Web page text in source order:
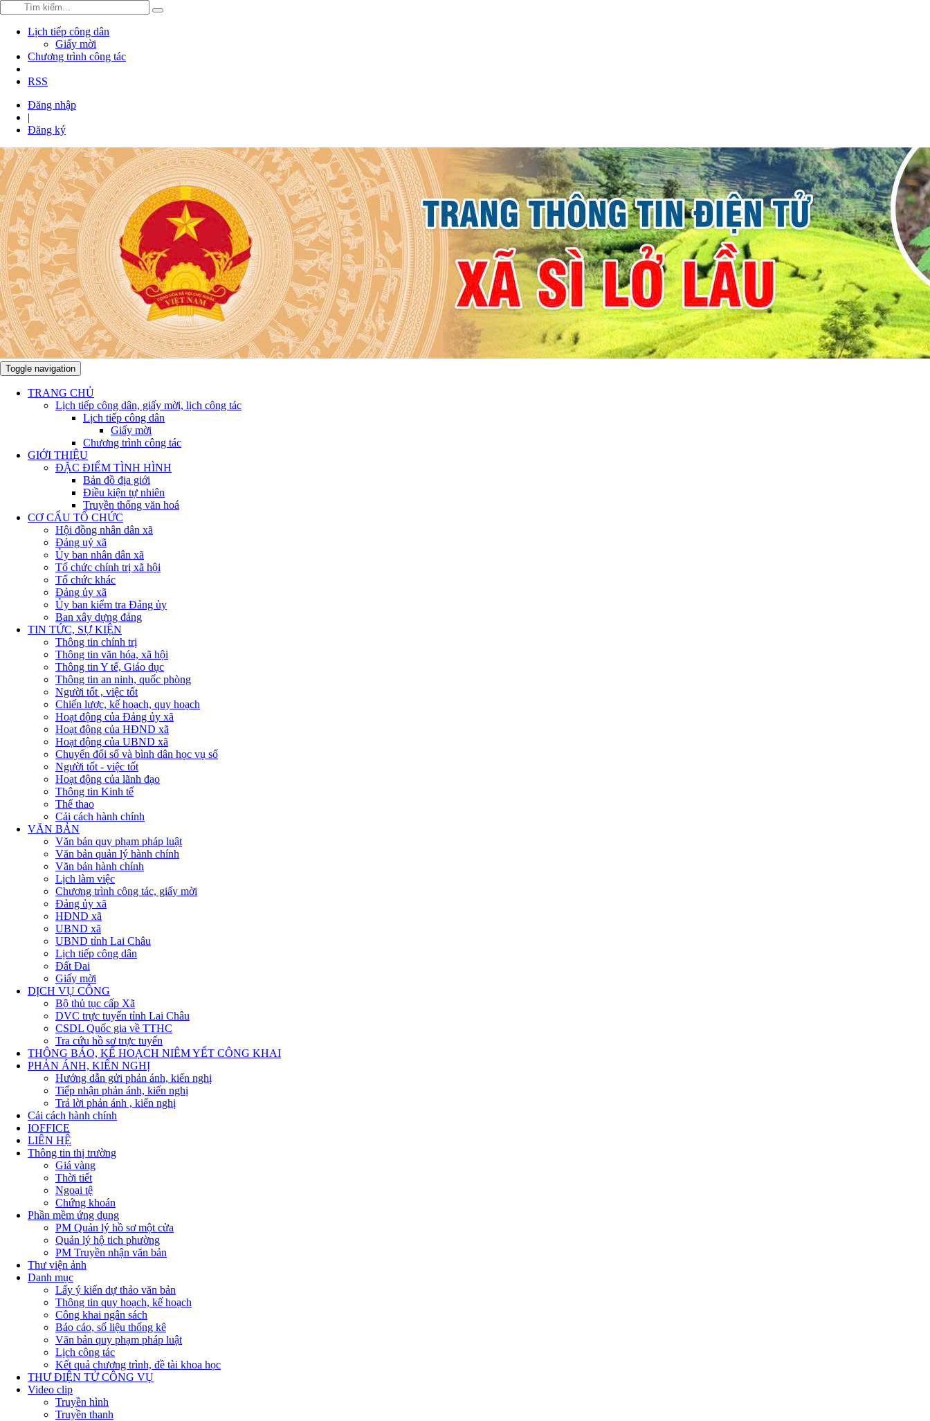
Lịch tiếp công dân
Giấy mời
Chương trình công tác
RSS
Đăng nhập
|
Đăng ký
Toggle navigation
TRANG CHỦ
Lịch tiếp công dân, giấy mời, lịch công tác
Lịch tiếp công dân
Giấy mời
Chương trình công tác
GIỚI THIỆU
ĐẶC ĐIỂM TÌNH HÌNH
Bản đồ địa giới
Điều kiện tự nhiên
Truyền thống văn hoá
CƠ CẤU TỔ CHỨC
Hội đồng nhân dân xã
Đảng uỷ xã
Ủy ban nhân dân xã
Tổ chức chính trị xã hội
Tổ chức khác
Đảng ủy xã
Ủy ban kiểm tra Đảng ủy
Ban xây dựng đảng
TIN TỨC, SỰ KIỆN
Thông tin chính trị
Thông tin văn hóa, xã hội
Thông tin Y tế, Giáo dục
Thông tin an ninh, quốc phòng
Người tốt , việc tốt
Chiến lược, kế hoạch, quy hoạch
Hoạt động của Đảng ủy xã
Hoạt động của HĐND xã
Hoạt động của UBND xã
Chuyển đổi số và bình dân học vụ số
Người tốt - việc tốt
Hoạt động của lãnh đạo
Thông tin Kinh tế
Thể thao
Cải cách hành chính
VĂN BẢN
Văn bản quy phạm pháp luật
Văn bản quản lý hành chính
Văn bản hành chính
Lịch làm việc
Chương trình công tác, giấy mời
Đảng ủy xã
HĐND xã
UBND xã
UBND tỉnh Lai Châu
Lịch tiếp công dân
Đất Đai
Giấy mời
DỊCH VỤ CÔNG
Bộ thủ tục cấp Xã
DVC trực tuyến tỉnh Lai Châu
CSDL Quốc gia về TTHC
Tra cứu hồ sơ trực tuyến
THÔNG BÁO, KẾ HOẠCH NIÊM YẾT CÔNG KHAI
PHẢN ÁNH, KIẾN NGHỊ
Hướng dẫn gửi phản ánh, kiến nghị
Tiếp nhận phản ánh, kiến nghị
Trả lời phản ánh , kiến nghị
Cải cách hành chính
IOFFICE
LIÊN HỆ
Thông tin thị trường
Giá vàng
Thời tiết
Ngoại tệ
Chứng khoán
Phần mềm ứng dụng
PM Quản lý hồ sơ một cửa
Quản lý hộ tich phường
PM Truyền nhận văn bản
Thư viện ảnh
Danh mục
Lấy ý kiến dự thảo văn bản
Thông tin quy hoạch, kế hoạch
Công khai ngân sách
Báo cáo, số liệu thống kê
Văn bản quy phạm pháp luật
Lịch công tác
Kết quả chương trình, đề tài khoa học
THƯ ĐIỆN TỬ CÔNG VỤ
Video clip
Truyền hình
Truyền thanh